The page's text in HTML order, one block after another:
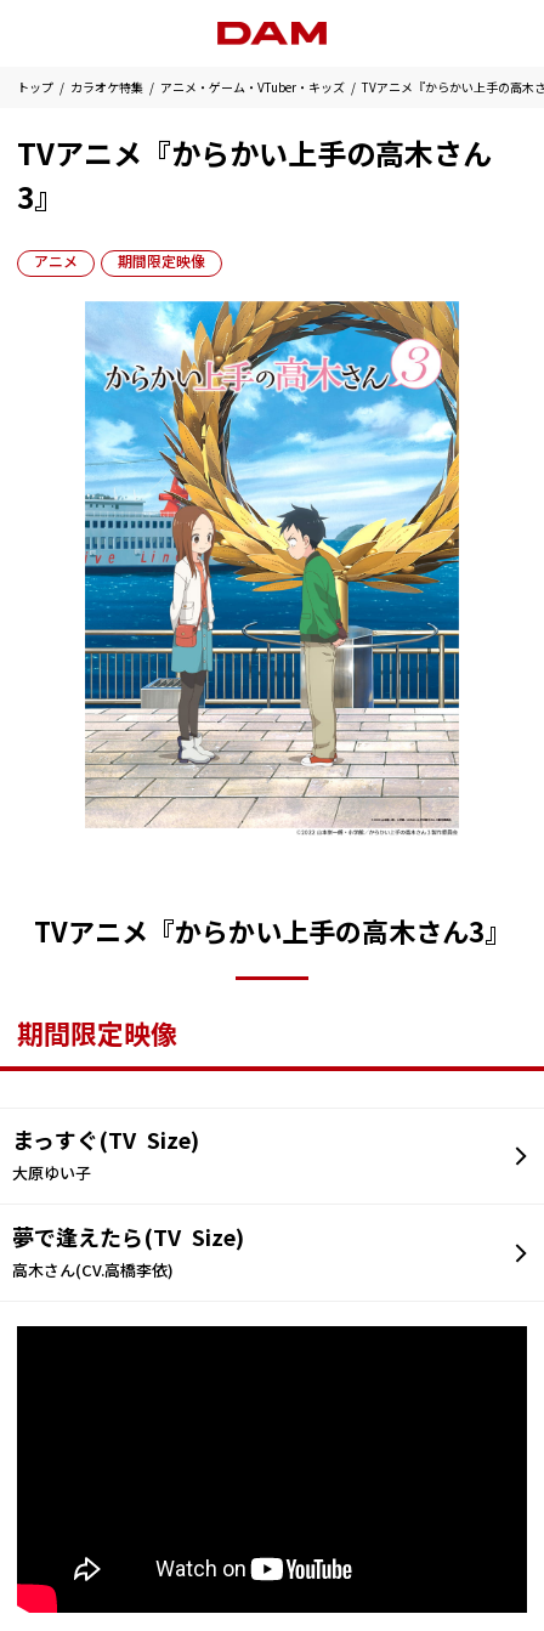
トップ カラオケ特集 アニメ・ゲーム・VTuber・キッズ TVアニメ『からかい上手の高木
TVアニメ『からかい上手の高木さん
3』
アニメ 期間限定映像
TVアニメ『からかい上手の高木さん3』
期間限定映像
まっすぐ(TV Size)
大原ゆい子
夢で逢えたら(TV Size)
高木さん(CV.高橋李依)